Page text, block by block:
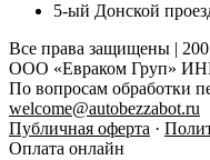
5-ый Донской
Все права защищены |
ООО «Евраком Груп»
По вопросам обработки
welcome@autobezzabot.ru
Публичная оферта ·
Оплата онлайн